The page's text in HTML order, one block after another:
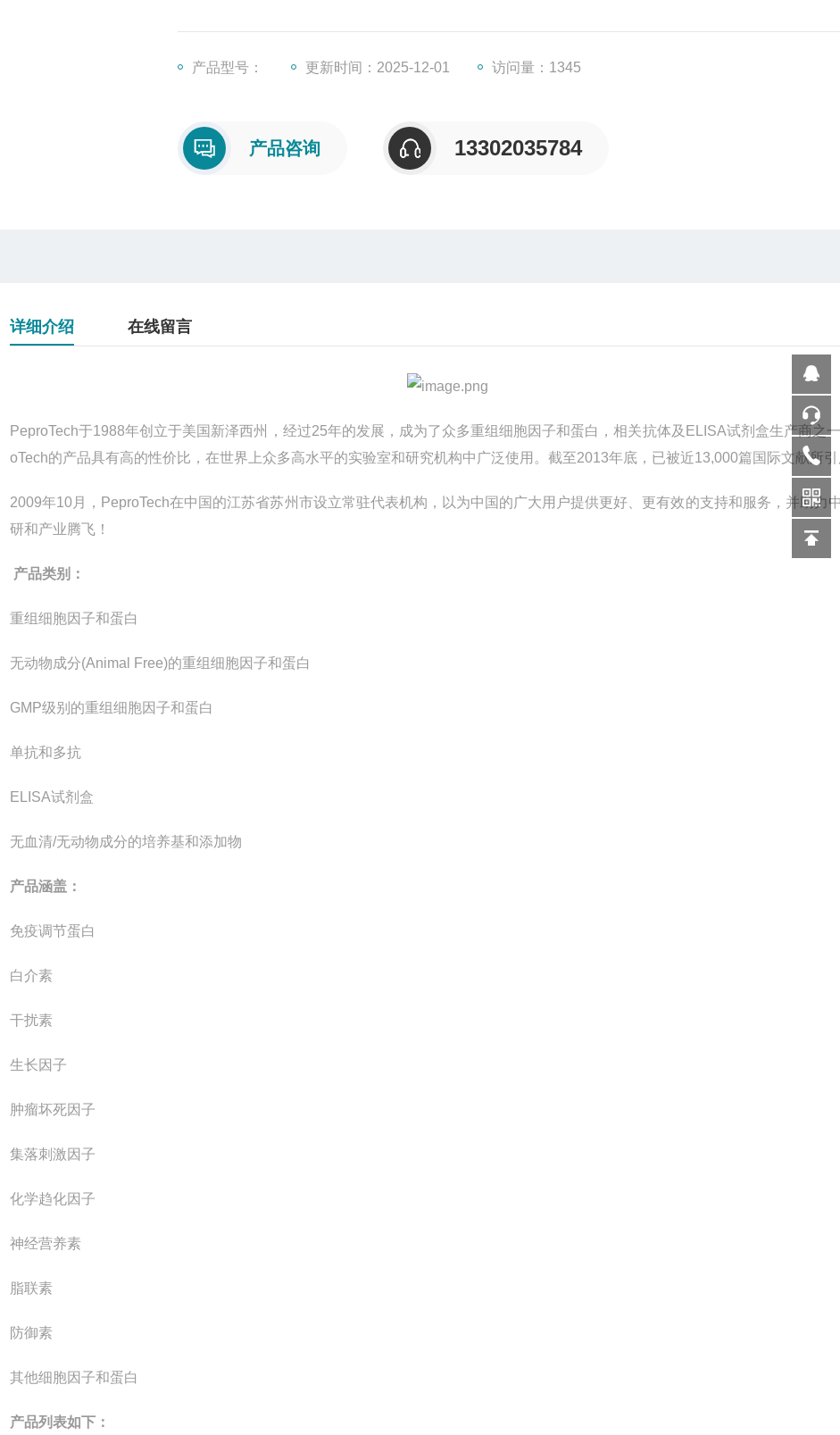
产品型号： 更新时间：2025-12-01 访问量：1345
产品咨询 13302035784
详细介绍 在线留言
PeproTech于1988年创立于美国新泽西州，经过25年的发展，成为了众多重组细胞因子和蛋白，相关抗体及 ELISA试剂盒生产商之
oTech的产品具有高的性价比，在世界上众多高水平的实验室和研究机构中广泛使用。截至2013年底，已被近13,000篇国际文献所
2009年10月， PeproTech在中国的江苏省苏州市设立常驻代表机构，以为中国的广大用户提供更好、更有效的支持和服务，并助力
研和产业腾飞！
产品类别：
重组细胞因子和蛋白
无动物成分(Animal Free)的重组细胞因子和蛋白
GMP级别的重组细胞因子和蛋白
单抗和多抗
ELISA试剂盒
无血清/无动物成分的培养基和添加物
产品涵盖：
免疫调节蛋白
白介素
干扰素
生长因子
肿瘤坏死因子
集落刺激因子
化学趋化因子
神经营养素
脂联素
防御素
其他细胞因子和蛋白
产品列表如下：